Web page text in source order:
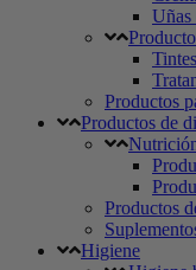
Uñas
Tintes
Productos
Productos de
Productos
Higiene